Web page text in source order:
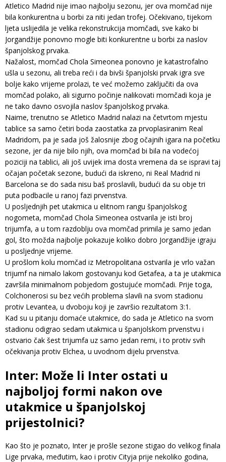
Atletico Madrid nije imao najbolju sezonu, jer ova momčad nije
bila konkurentna u borbi za niti jedan trofej. Očekivano, tijekom
ljeta uslijedila je velika rekonstrukcija momčadi, sve kako bi
Jorgandžije ponovno mogle biti konkurentne u borbi za naslov
španjolskog prvaka.
Nažalost, momčad Chola Simeonea ponovno je katastrofalno
ušla u sezonu, ali treba reći i da bivši španjolski prvak igra sve
bolje kako vrijeme prolazi, te već možemo zaključiti da ova
momčad polako, ali sigurno počinje nalikovati momčadi koja je
ne tako davno osvojila naslov španjolskog prvaka.
Naime, trenutno se Atletico Madrid nalazi na četvrtom mjestu
tablice sa samo četiri boda zaostatka za prvoplasiranim Real
Madridom, pa je sada još žalosnije zbog očajnih igara na početku
sezone, jer da nije bilo njih, ova momčad bi bila na vodećoj
poziciji na tablici, ali još uvijek ima dosta vremena da se ispravi taj
očajan početak sezone, budući da iskreno, ni Real Madrid ni
Barcelona se do sada nisu baš proslavili, budući da su obje tri
puta podbacile u ranoj fazi prvenstva.
U posljednjih pet utakmica u elitnom rangu španjolskog
nogometa, momčad Chola Simeonea ostvarila je isti broj
trijumfa, a u tom razdoblju ova momčad primila je samo jedan
gol, što možda najbolje pokazuje koliko dobro Jorgandžije igraju
u posljednje vrijeme.
U prošlom kolu momčad iz Metropolitana ostvarila je vrlo važan
trijumf na nimalo lakom gostovanju kod Getafea, a ta je utakmica
završila minimalnom pobjedom gostujuće momčadi. Prije toga,
Colchonerosi su bez većih problema slavili na svom stadionu
protiv Levantea, u dvoboju koji je završio rezultatom 3:1.
Kad su u pitanju domaće utakmice, do sada je Atletico na svom
stadionu odigrao sedam utakmica u španjolskom prvenstvu i
ostvario čak šest trijumfa uz samo jedan remi, i to protiv svih
očekivanja protiv Elchea, u uvodnom dijelu prvenstva.
Inter: Može li Inter ostati u
najboljoj formi nakon ove
utakmice u španjolskoj
prijestolnici?
Kao što je poznato, Inter je prošle sezone stigao do velikog finala
Lige prvaka, međutim, kao i protiv Cityja prije nekoliko godina,